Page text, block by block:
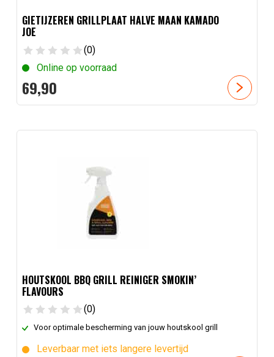
GIETIJZEREN GRILLPLAAT HALVE MAAN KAMADO
JOE
(0)
Online op voorraad
69,90
HOUTSKOOL BBQ GRILL REINIGER SMOKIN’
FLAVOURS
(0)
Voor optimale bescherming van jouw houtskool grill
Leverbaar met iets langere levertijd